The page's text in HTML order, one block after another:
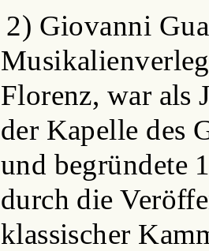
2) Giovanni
Florenz, war als
der Kapelle des
und begründete
durch die
klassischer